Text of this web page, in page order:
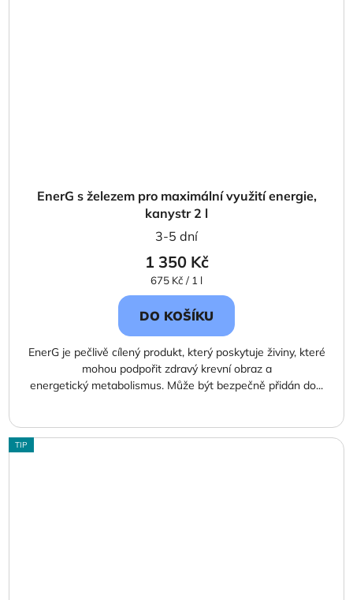
EnerG s železem pro maximální využití energie,
kanystr 2 l
3-5 dní
1 350 Kč
Měrná
cena:
675 Kč / 1 l
DO KOŠÍKU
EnerG je pečlivě cílený produkt, který poskytuje živiny, které
mohou podpořit zdravý krevní obraz a
energetický metabolismus. Může být bezpečně přidán do...
TIP